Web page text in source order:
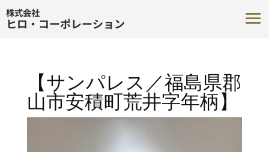
株式会社
ヒロ・コーポレーション
【サンパレス／福島県郡
山市安積町荒井字年柄】